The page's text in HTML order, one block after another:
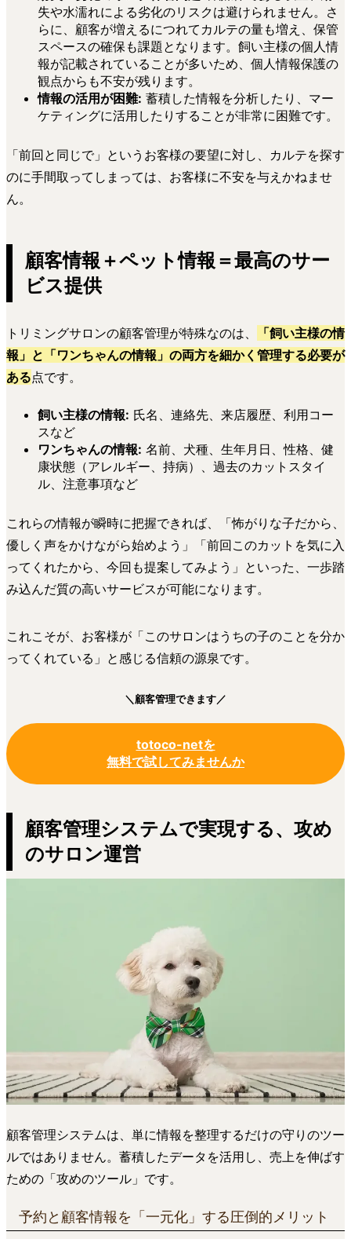
失や水濡れによる劣化のリスクは避けられません。さ
らに、顧客が増えるにつれてカルテの量も増え、保管
スペースの確保も課題となります。飼い主様の個人情
報が記載されていることが多いため、個人情報保護の
観点からも不安が残ります。
情報の活用が困難: 蓄積した情報を分析したり、マー
ケティングに活用したりすることが非常に困難です。
「前回と同じで」というお客様の要望に対し、カルテを探す
のに手間取ってしまっては、お客様に不安を与えかねませ
ん。
顧客情報＋ペット情報＝最高のサー
ビス提供
トリミングサロンの顧客管理が特殊なのは、
「飼い主様の情
報」と「ワンちゃんの情報」の両方を細かく管理する必要が
ある点です。
飼い主様の情報: 氏名、連絡先、来店履歴、利用コー
スなど
ワンちゃんの情報: 名前、犬種、生年月日、性格、健
康状態（アレルギー、持病）、過去のカットスタイ
ル、注意事項など
これらの情報が瞬時に把握できれば、「怖がりな子だから、
優しく声をかけながら始めよう」「前回このカットを気に入
ってくれたから、今回も提案してみよう」といった、一歩踏
み込んだ質の高いサービスが可能になります。
これこそが、お客様が「このサロンはうちの子のことを分か
ってくれている」と感じる信頼の源泉です。
＼顧客管理できます／
totoco-netを
無料で試してみませんか
顧客管理システムで実現する、攻め
のサロン運営
顧客管理システムは、単に情報を整理するだけの守りのツー
ルではありません。蓄積したデータを活用し、売上を伸ばす
ための「攻めのツール」です。
予約と顧客情報を「一元化」する圧倒的メリット